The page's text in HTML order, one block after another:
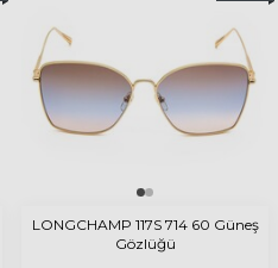
LONGCHAMP 117S 714 60 Güneş
Gözlüğü